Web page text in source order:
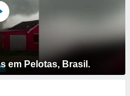
em Pelotas, Brasil.